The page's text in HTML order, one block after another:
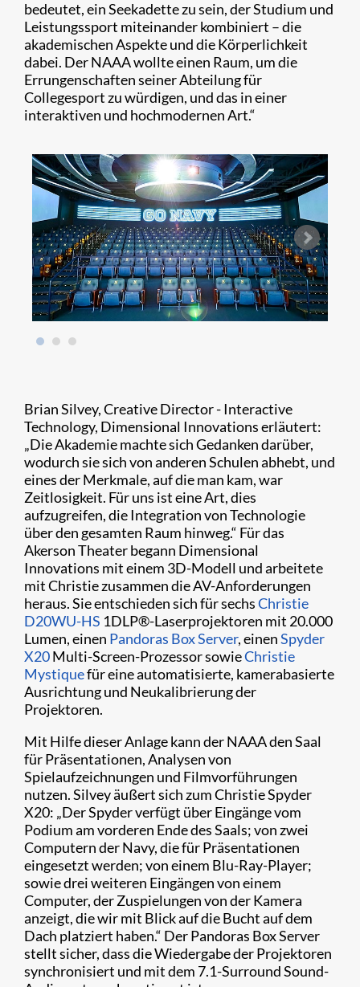
bedeutet, ein Seekadette zu sein, der Studium und
Leistungssport miteinander kombiniert – die
akademischen Aspekte und die Körperlichkeit
dabei. Der NAAA wollte einen Raum, um die
Errungenschaften seiner Abteilung für
Collegesport zu würdigen, und das in einer
interaktiven und hochmodernen Art.“
Brian Silvey, Creative Director - Interactive
Technology, Dimensional Innovations erläutert:
„Die Akademie machte sich Gedanken darüber,
wodurch sie sich von anderen Schulen abhebt, und
eines der Merkmale, auf die man kam, war
Zeitlosigkeit. Für uns ist eine Art, dies
aufzugreifen, die Integration von Technologie
über den gesamten Raum hinweg.“ Für das
Akerson Theater begann Dimensional
Innovations mit einem 3D-Modell und arbeitete
mit Christie zusammen die AV-Anforderungen
heraus. Sie entschieden sich für sechsChristie
D20WU-HS 1DLP®-Laserprojektoren mit 20.000
Lumen, einen Pandoras Box Server, einenSpyder
X20Multi-Screen-Prozessor sowieChristie
Mystiquefür eine automatisierte, kamerabasierte
Ausrichtung und Neukalibrierung der
Projektoren.
Mit Hilfe dieser Anlage kann der NAAA den Saal
für Präsentationen, Analysen von
Spielaufzeichnungen und Filmvorführungen
nutzen. Silvey äußert sich zum Christie Spyder
X20: „Der Spyder verfügt über Eingänge vom
Podium am vorderen Ende des Saals; von zwei
Computern der Navy, die für Präsentationen
eingesetzt werden; von einem Blu-Ray-Player;
sowie drei weiteren Eingängen von einem
Computer, der Zuspielungen von der Kamera
anzeigt, die wir mit Blick auf die Bucht auf dem
Dach platziert haben.“ Der Pandoras Box Server
stellt sicher, dass die Wiedergabe der Projektoren
synchronisiert und mit dem 7.1-Surround Sound-